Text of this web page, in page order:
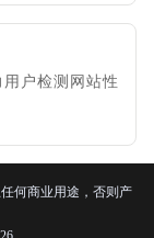
用户检测网站性
何商业用途，否则产